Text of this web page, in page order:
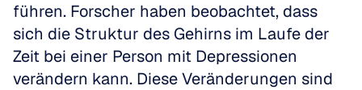
führen. Forscher haben beobachtet, dass
sich die Struktur des Gehirns im Laufe der
Zeit bei einer Person mit Depressionen
verändern kann. Diese Veränderungen sind